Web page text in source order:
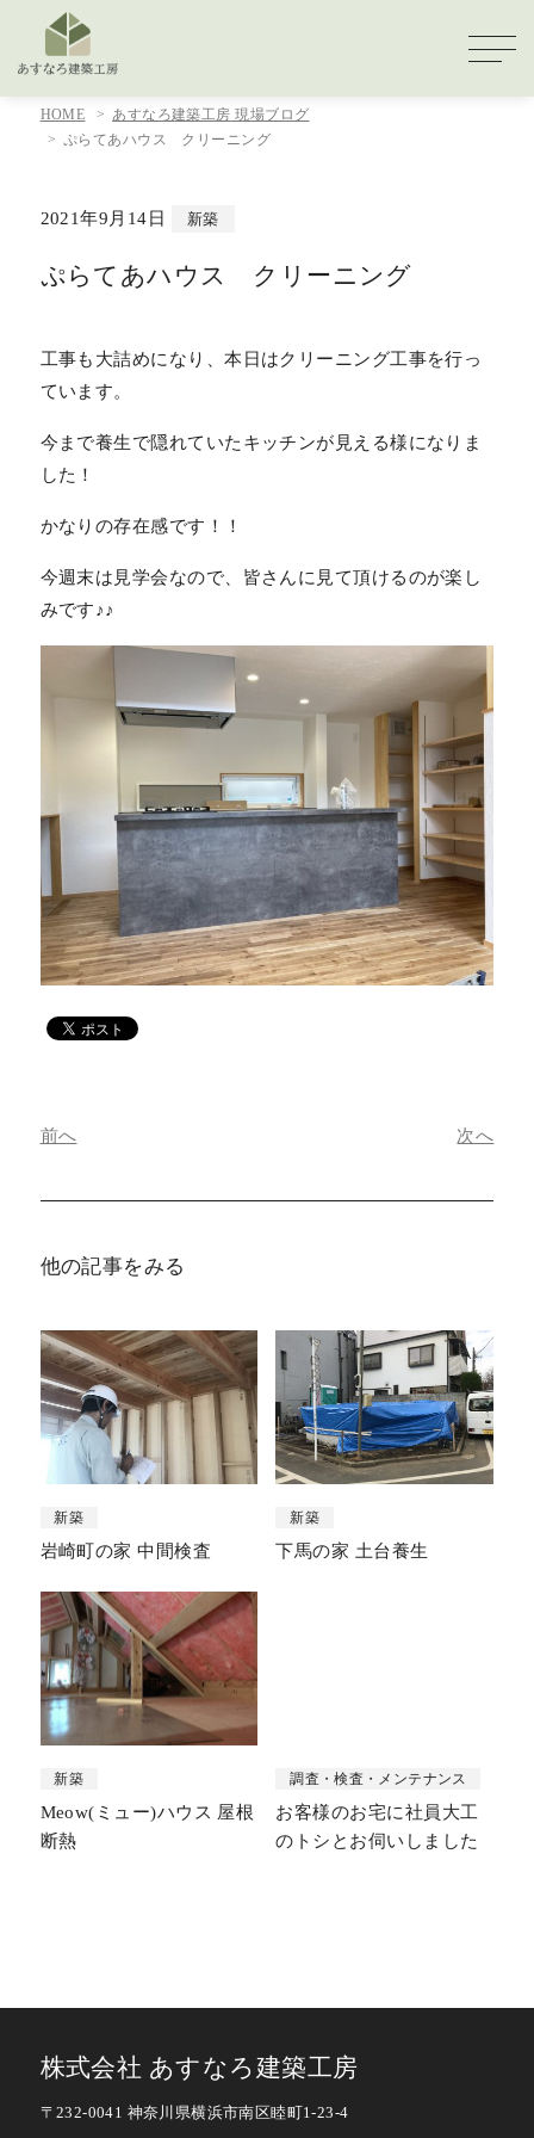
HOME
あすなろ建築工房 現場ブログ
ぷらてあハウス クリーニング
2021年9月14日 新築
ぷらてあハウス クリーニング
工事も大詰めになり、本日はクリーニング工事を行っ
ています。
今まで養生で隠れていたキッチンが見える様になりま
した！
かなりの存在感です！！
今週末は見学会なので、皆さんに見て頂けるのが楽し
みです♪♪
前へ 次へ
他の記事をみる
新築
岩崎町の家 中間検査
新築
下馬の家 土台養生
新築
Meow(ミュー)ハウス 屋根
断熱
調査・検査・メンテナンス
お客様のお宅に社員大工
のトシとお伺いしました
株式会社 あすなろ建築工房
〒232-0041 神奈川県横浜市南区睦町1-23-4